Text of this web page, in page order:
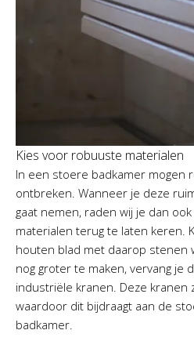
Kies voor robuuste materialen
In een stoere badkamer mogen
ontbreken. Wanneer je deze
gaat nemen, raden wij je dan
materialen terug te laten keren.
houten blad met daarop stenen
nog groter te maken, vervang je
industriële kranen. Deze kranen
waardoor dit bijdraagt aan de
badkamer.